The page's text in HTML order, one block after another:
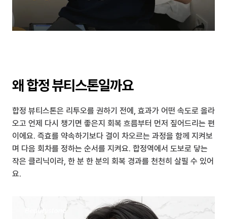
왜 합정 뷰티스톤일까요
합정 뷰티스톤은 리투오를 권하기 전에, 효과가 어떤 속도로 올라
오고 언제 다시 챙기면 좋은지 회복 흐름부터 먼저 짚어드리는 편
이에요. 즉효를 약속하기보다 결이 차오르는 과정을 함께 지켜보
며 다음 회차를 정하는 순서를 지켜요. 합정역에서 도보로 닿는
작은 클리닉이라, 한 분 한 분의 회복 경과를 천천히 살필 수 있어
요.